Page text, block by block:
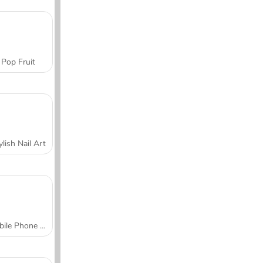
Pop Fruit
Nail Art
Mobile Phone Case Design & DIY